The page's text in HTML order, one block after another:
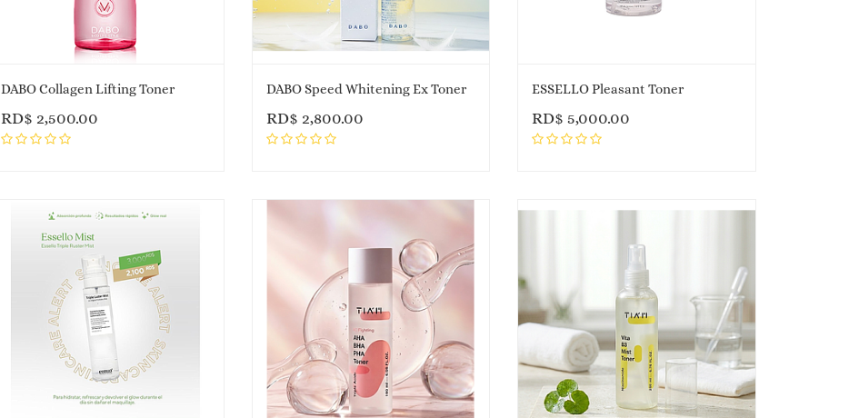
DABO Collagen Lifting Toner
RD$ 2,500.00
DABO Speed Whitening Ex Toner
RD$ 2,800.00
ESSELLO Pleasant Toner
RD$5,000.00